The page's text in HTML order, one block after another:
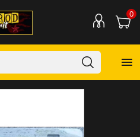
0
